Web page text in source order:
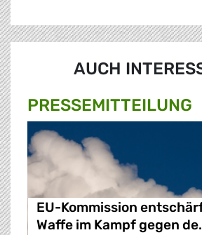
AUCH
PRESSE­MITTEILUNG
EU-Kommission
Waffe im Kampf gegen